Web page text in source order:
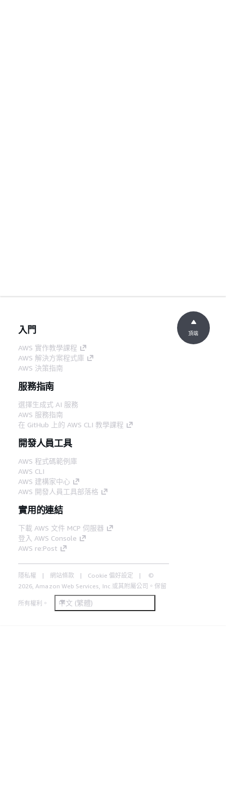
入門
AWS 實作教學課程
AWS 解決方案程式庫
AWS 決策指南
服務指南
選擇生成式 AI 服務
AWS 服務指南
在 GitHub 上的 AWS CLI 教學課程
開發人員工具
AWS 程式碼範例庫
AWS CLI
AWS 建構家中心
AWS 開發人員工具部落格
實用的連結
下載 AWS 文件 MCP 伺服器
登入 AWS Console
AWS re:Post
隱私權 網站條款 Cookie 偏好設定
©
2026, Amazon Web Services, Inc.或其附屬公司。保留
所有權利。 中文 (繁體)
頂端